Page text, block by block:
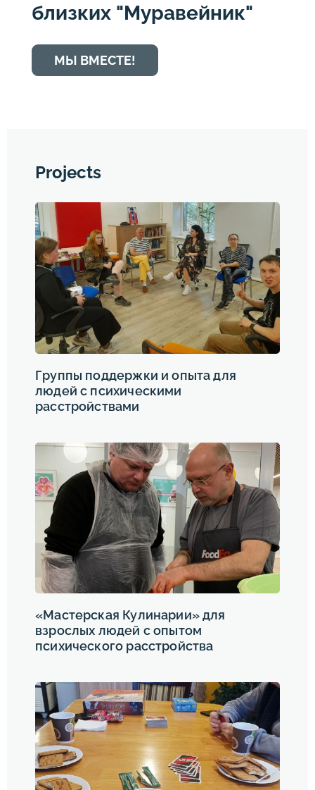
близких "Муравейник"
МЫ ВМЕСТЕ!
Projects
Группы поддержки и опыта для
людей с психическими
расстройствами
«Мастерская Кулинарии» для
взрослых людей с опытом
психического расстройства